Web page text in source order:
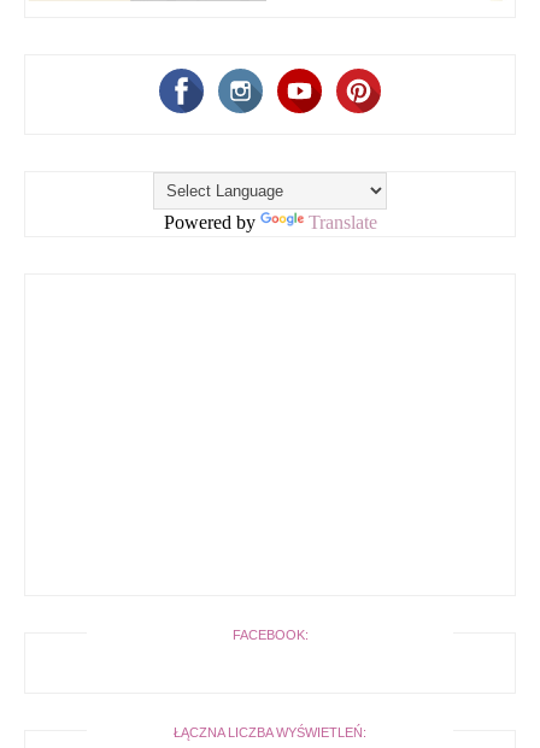
Powered by Translate
FACEBOOK:
ŁĄCZNA LICZBA WYŚWIETLEŃ: